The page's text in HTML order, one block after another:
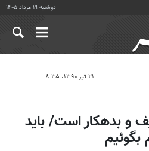
دوشنبه ۱۹ مرداد ۱۴۰۵
۲۱ تیر ۱۳۹۰، ۸:۳۵
و بدهکار است/ باید
بگوئیم